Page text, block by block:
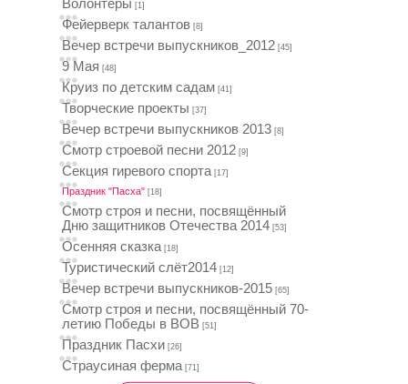
Волонтёры [1]
Фейерверк талантов [8]
Вечер встречи выпускников_2012 [45]
9 Мая [48]
Круиз по детским садам [41]
Творческие проекты [37]
Вечер встречи выпускников 2013 [8]
Смотр строевой песни 2012 [9]
Секция гиревого спорта [17]
Праздник "Пасха" [18]
Смотр строя и песни, посвящённый
Дню защитников Отечества 2014 [53]
Осенняя сказка [18]
Туристический слёт2014 [12]
Вечер встречи выпускников-2015 [65]
Смотр строя и песни, посвящённый 70-
летию Победы в ВОВ [51]
Праздник Пасхи [26]
Страусиная ферма [71]